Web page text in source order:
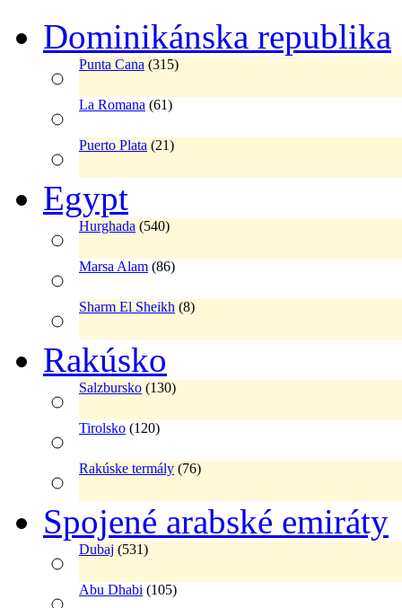
Dominikánska republika
Punta Cana (315)
La Romana (61)
Puerto Plata (21)
Egypt
Hurghada (540)
Marsa Alam (86)
Sharm El Sheikh (8)
Rakúsko
Salzbursko (130)
Tirolsko (120)
Rakúske termály (76)
Spojené arabské emiráty
Dubaj (531)
Abu Dhabi (105)